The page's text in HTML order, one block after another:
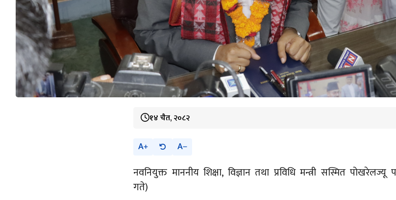
१४ चैत, २०८२
A A
नवनियुक्त माननीय शिक्षा, विज्ञान तथा प्रविधि मन्त्री सस्मित
गते)